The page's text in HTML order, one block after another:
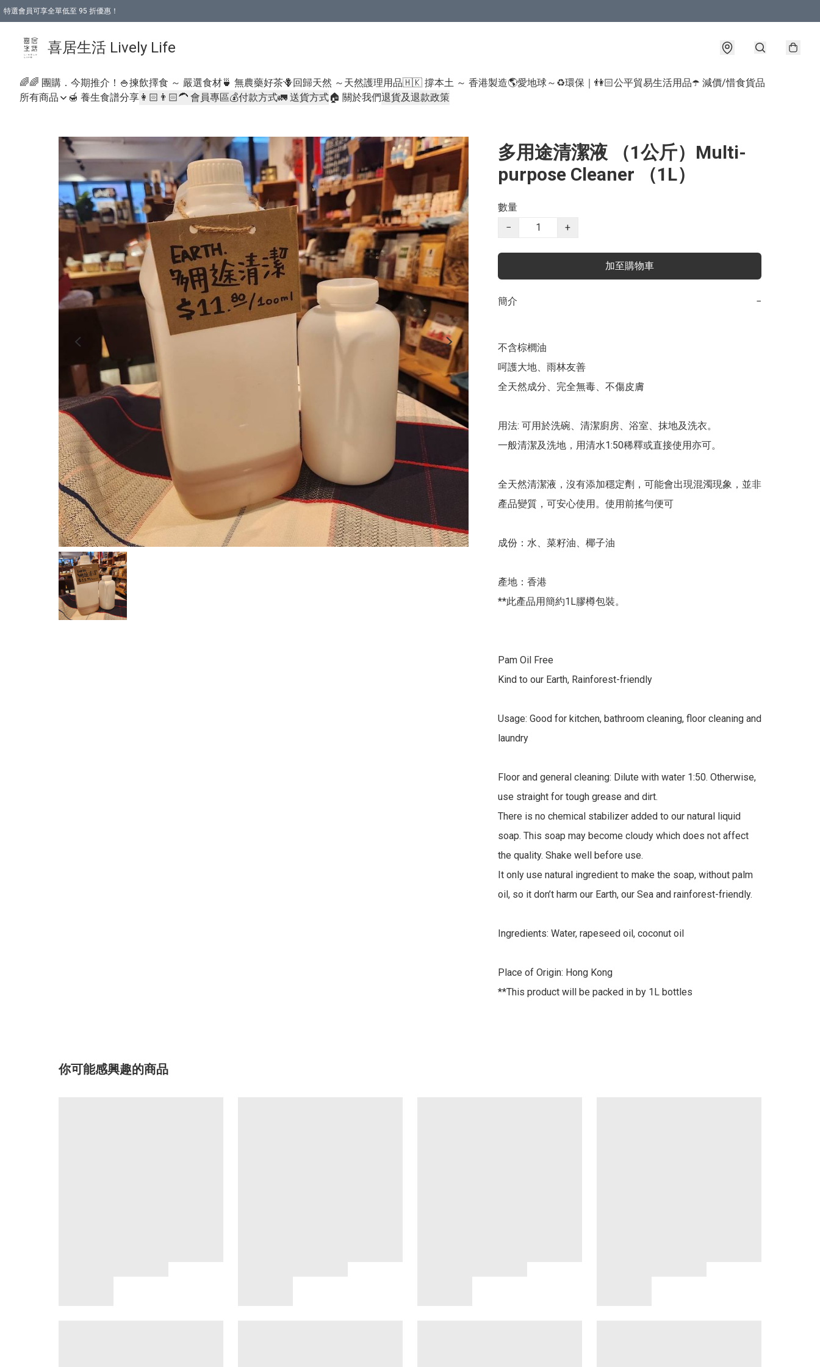
特選會員可享全單低至 95 折優惠！
喜居生活 Lively Life
🌈🌈 團購．今期推介！ 🍚揀飲擇食 ～ 嚴選食材🍵 無農藥好茶🪻回歸天然 ～天然護理用品🇭🇰 撐本土 ～ 香港製造🌎愛地球～♻️環保｜👫🏻公平貿易生活用品☂️ 減價/惜食貨品
所有商品
🍯 養生食譜分享 👩🏻👨🏻‍🦱 會員專區💰付款方式🚛 送貨方式🏠 關於我們退貨及退款政策
多用途清潔液 （1公斤）Multi-
purpose Cleaner （1L）
數量
−
+
加至購物車
簡介 −
不含棕櫚油
呵護大地、雨林友善
全天然成分、完全無毒、不傷皮膚
用法: 可用於洗碗、清潔廚房、浴室、抹地及洗衣。
一般清潔及洗地，用清水1:50稀釋或直接使用亦可。
全天然清潔液，沒有添加穩定劑，可能會出現混濁現象，並非
產品變質，可安心使用。使用前搖勻便可
成份：水、菜籽油、椰子油
產地：香港
**此產品用簡約1L膠樽包裝。
Pam Oil Free
Kind to our Earth, Rainforest-friendly
Usage: Good for kitchen, bathroom cleaning, floor cleaning and
laundry
Floor and general cleaning: Dilute with water 1:50. Otherwise,
use straight for tough grease and dirt.
There is no chemical stabilizer added to our natural liquid
soap. This soap may become cloudy which does not affect
the quality. Shake well before use.
It only use natural ingredient to make the soap, without palm
oil, so it don’t harm our Earth, our Sea and rainforest-friendly.
Ingredients: Water, rapeseed oil, coconut oil
Place of Origin: Hong Kong
**This product will be packed in by 1L bottles
你可能感興趣的商品